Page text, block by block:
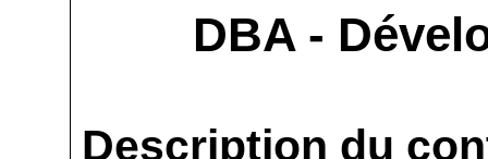
DBA -
Description du